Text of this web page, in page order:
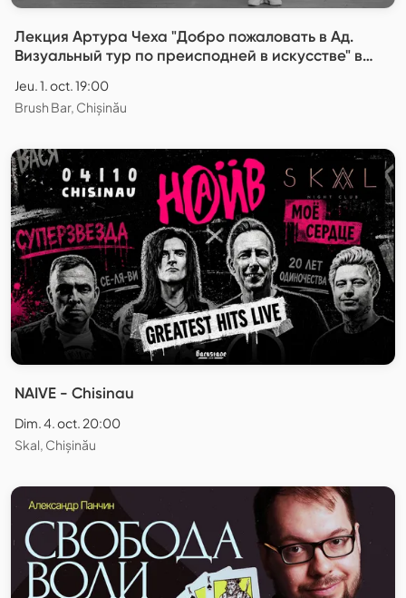
Лекция Артура Чеха "Добро пожаловать в Ад.
Визуальный тур по преисподней в искусстве" в
Jeu. 1. oct. 19:00
Brush Bar, Chișinău
NAIVE - Chisinau
Dim. 4. oct. 20:00
Skal, Chișinău